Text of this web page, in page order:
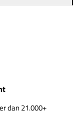
dan 21.000+